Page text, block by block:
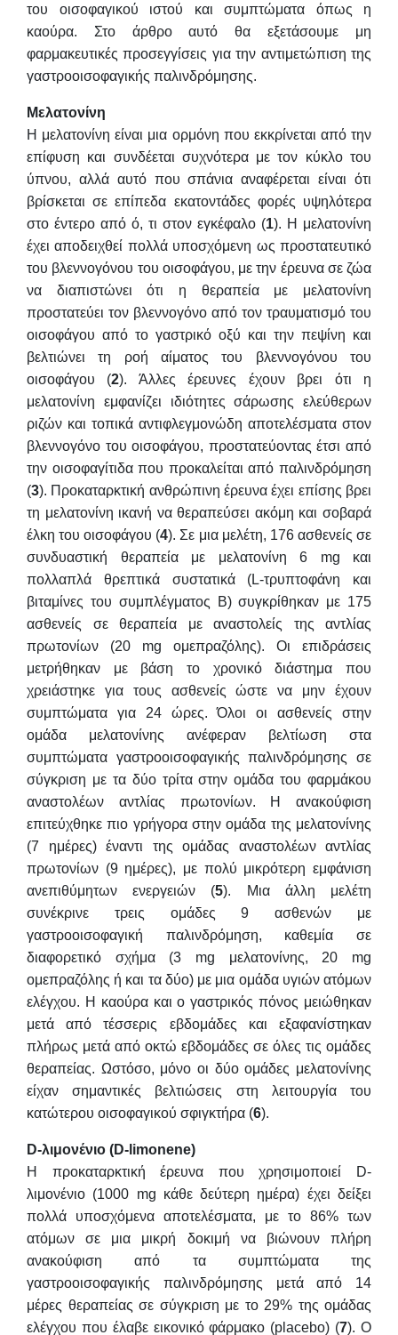
του οισοφαγικού ιστού και συμπτώματα όπως η
καούρα. Στο άρθρο αυτό θα εξετάσουμε μη
φαρμακευτικές προσεγγίσεις για την αντιμετώπιση της
γαστροοισοφαγικής παλινδρόμησης.
Μελατονίνη
Η μελατονίνη είναι μια ορμόνη που εκκρίνεται από την
επίφυση και συνδέεται συχνότερα με τον κύκλο του
ύπνου, αλλά αυτό που σπάνια αναφέρεται είναι ότι
βρίσκεται σε επίπεδα εκατοντάδες φορές υψηλότερα
στο έντερο από ό, τι στον εγκέφαλο (1). Η μελατονίνη
έχει αποδειχθεί πολλά υποσχόμενη ως προστατευτικό
του βλεννογόνου του οισοφάγου, με την έρευνα σε ζώα
να διαπιστώνει ότι η θεραπεία με μελατονίνη
προστατεύει τον βλεννογόνο από τον τραυματισμό του
οισοφάγου από το γαστρικό οξύ και την πεψίνη και
βελτιώνει τη ροή αίματος του βλεννογόνου του
οισοφάγου (2). Άλλες έρευνες έχουν βρει ότι η
μελατονίνη εμφανίζει ιδιότητες σάρωσης ελεύθερων
ριζών και τοπικά αντιφλεγμονώδη αποτελέσματα στον
βλεννογόνο του οισοφάγου, προστατεύοντας έτσι από
την οισοφαγίτιδα που προκαλείται από παλινδρόμηση
(3). Προκαταρκτική ανθρώπινη έρευνα έχει επίσης βρει
τη μελατονίνη ικανή να θεραπεύσει ακόμη και σοβαρά
έλκη του οισοφάγου (4). Σε μια μελέτη, 176 ασθενείς σε
συνδυαστική θεραπεία με μελατονίνη 6 mg και
πολλαπλά θρεπτικά συστατικά (L-τρυπτοφάνη και
βιταμίνες του συμπλέγματος Β) συγκρίθηκαν με 175
ασθενείς σε θεραπεία με αναστολείς της αντλίας
πρωτονίων (20 mg ομεπραζόλης). Οι επιδράσεις
μετρήθηκαν με βάση το χρονικό διάστημα που
χρειάστηκε για τους ασθενείς ώστε να μην έχουν
συμπτώματα για 24 ώρες. Όλοι οι ασθενείς στην
ομάδα μελατονίνης ανέφεραν βελτίωση στα
συμπτώματα γαστροοισοφαγικής παλινδρόμησης σε
σύγκριση με τα δύο τρίτα στην ομάδα του φαρμάκου
αναστολέων αντλίας πρωτονίων. Η ανακούφιση
επιτεύχθηκε πιο γρήγορα στην ομάδα της μελατονίνης
(7 ημέρες) έναντι της ομάδας αναστολέων αντλίας
πρωτονίων (9 ημέρες), με πολύ μικρότερη εμφάνιση
ανεπιθύμητων ενεργειών (5). Μια άλλη μελέτη
συνέκρινε τρεις ομάδες 9 ασθενών με
γαστροοισοφαγική παλινδρόμηση, καθεμία σε
διαφορετικό σχήμα (3 mg μελατονίνης, 20 mg
ομεπραζόλης ή και τα δύο) με μια ομάδα υγιών ατόμων
ελέγχου. Η καούρα και ο γαστρικός πόνος μειώθηκαν
μετά από τέσσερις εβδομάδες και εξαφανίστηκαν
πλήρως μετά από οκτώ εβδομάδες σε όλες τις ομάδες
θεραπείας. Ωστόσο, μόνο οι δύο ομάδες μελατονίνης
είχαν σημαντικές βελτιώσεις στη λειτουργία του
κατώτερου οισοφαγικού σφιγκτήρα (6).
D-λιμονένιο (D- limonene)
Η προκαταρκτική έρευνα που χρησιμοποιεί D-
λιμονένιο (1000 mg κάθε δεύτερη ημέρα) έχει δείξει
πολλά υποσχόμενα αποτελέσματα, με το 86% των
ατόμων σε μια μικρή δοκιμή να βιώνουν πλήρη
ανακούφιση από τα συμπτώματα της
γαστροοισοφαγικής παλινδρόμησης μετά από 14
μέρες θεραπείας σε σύγκριση με το 29% της ομάδας
ελέγχου που έλαβε εικονικό φάρμακο (placebo) (7). Ο